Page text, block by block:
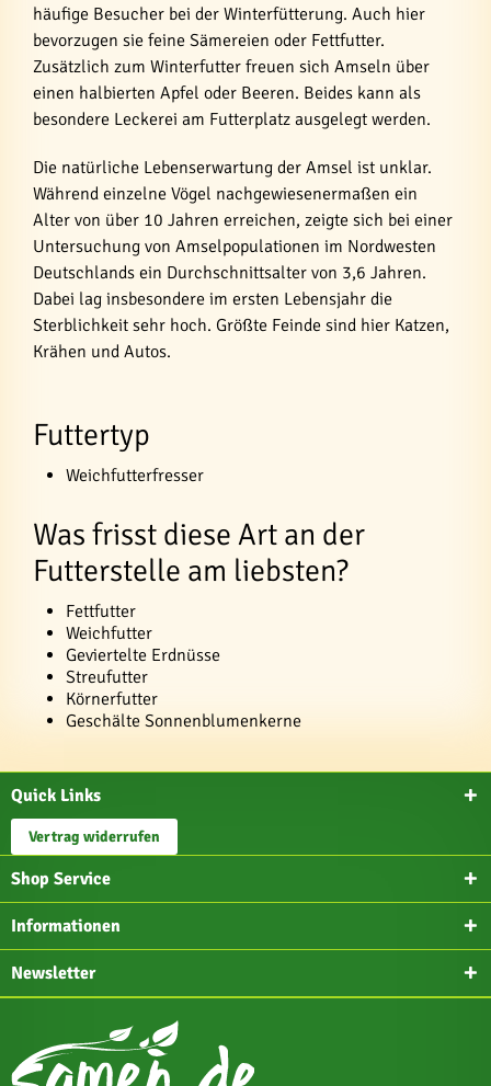
häufige Besucher bei der Winterfütterung. Auch hier
bevorzugen sie feine Sämereien oder Fettfutter.
Zusätzlich zum Winterfutter freuen sich Amseln über
einen halbierten Apfel oder Beeren. Beides kann als
besondere Leckerei am Futterplatz ausgelegt werden.
Die natürliche Lebenserwartung der Amsel ist unklar.
Während einzelne Vögel nachgewiesenermaßen ein
Alter von über 10 Jahren erreichen, zeigte sich bei einer
Untersuchung von Amselpopulationen im Nordwesten
Deutschlands ein Durchschnittsalter von 3,6 Jahren.
Dabei lag insbesondere im ersten Lebensjahr die
Sterblichkeit sehr hoch. Größte Feinde sind hier Katzen,
Krähen und Autos.
Futtertyp
Weichfutterfresser
Was frisst diese Art an der
Futterstelle am liebsten?
Fettfutter
Weichfutter
Geviertelte Erdnüsse
Streufutter
Körnerfutter
Geschälte Sonnenblumenkerne
Quick Links
Vertrag widerrufen
Shop Service
Informationen
Newsletter